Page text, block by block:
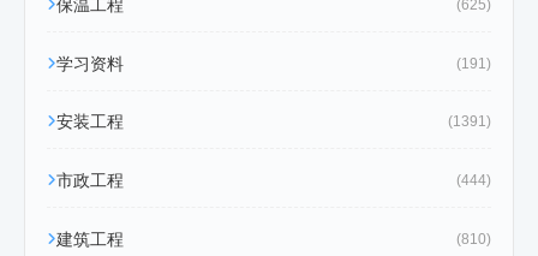
保温工程 (625)
学习资料 (191)
安装工程 (1391)
市政工程 (444)
建筑工程 (810)